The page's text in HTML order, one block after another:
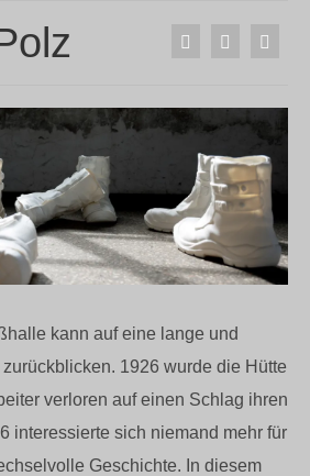
e.V.
kann auf eine lange und
1926 wurde die Hütte
verloren auf einen Schlag ihren
interessierte sich niemand mehr für
Geschichte. In diesem